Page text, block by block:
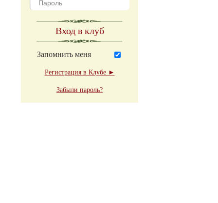
Вход в клуб
Запомнить меня
Регистрация в Клубе ►
Забыли пароль?